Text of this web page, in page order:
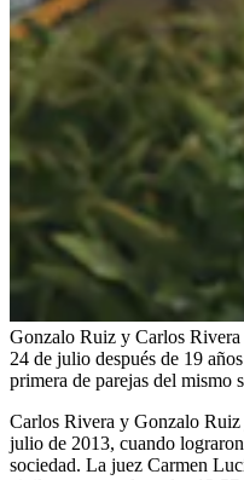
Gonzalo Ruiz y Carlos Rivera
24 de julio después de 19
primera de parejas del mismo
Carlos Rivera y Gonzalo
julio de 2013, cuando
sociedad. La juez Carmen